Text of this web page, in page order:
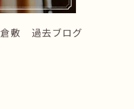
倉敷 過去ブログ